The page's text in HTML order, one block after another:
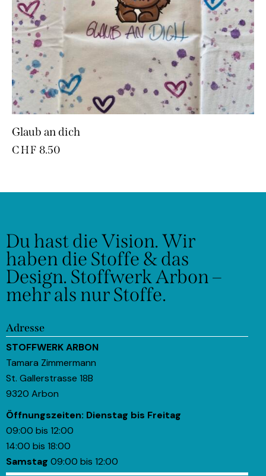
Glaub an dich
CHF 8.50
Du hast die Vision.Wir
haben die Stoffe & das
Design. Stoffwerk Arbon –
mehr als nur Stoffe.
Adresse
STOFFWERK ARBON
Tamara Zimmermann
St. Gallerstrasse 18B
9320 Arbon
Öffnungszeiten: Dienstag bis Freitag
09:00 bis 12:00
14:00 bis 18:00
Samstag 09:00 bis 12:00